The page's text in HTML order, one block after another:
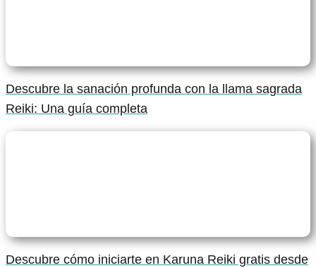
Descubre la sanación profunda con la llama sagrada
Reiki: Una guía completa
Descubre cómo iniciarte en Karuna Reiki gratis desde